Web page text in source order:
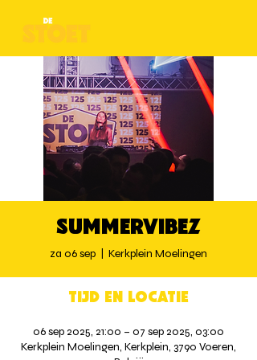
Summervibez
za 06 sep Kerkplein Moelingen
Tijd en locatie
06 sep 2025, 21:00 – 07 sep 2025, 03:00
Kerkplein Moelingen, Kerkplein, 3790 Voeren,